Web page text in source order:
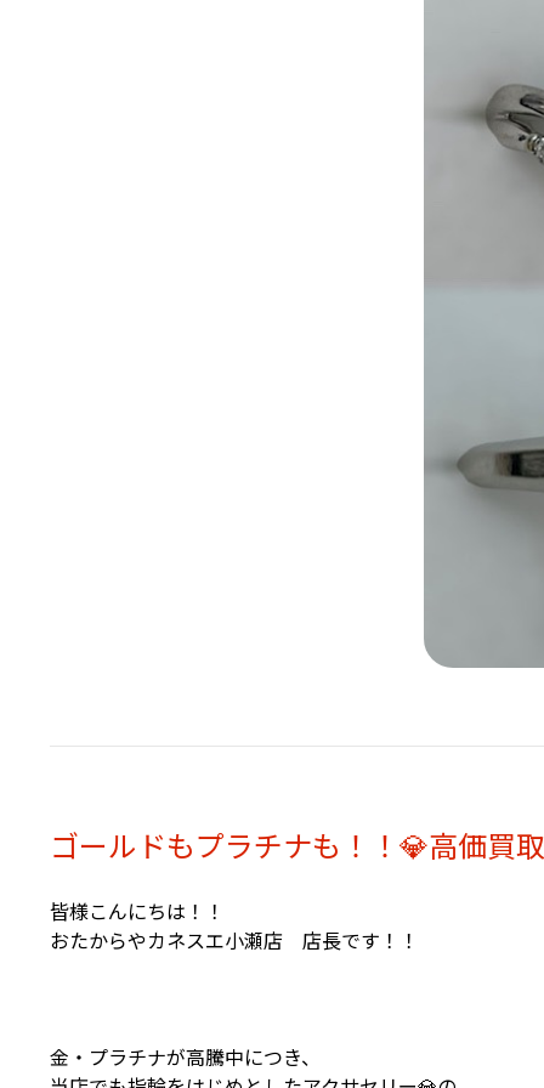
ゴールドもプラチナも！！💎高価買
皆様こんにちは！！
おたからやカネスエ小瀬店 店長です！！
金・プラチナが高騰中につき、